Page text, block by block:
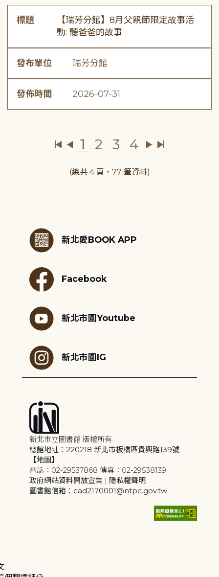
標題
【瑞芳分館】8月父親節限定故事活
動: 聽爸爸的故事
發布單位 瑞芳分館
發佈時間 2026-07-31
1 2 3 4
(總共 4 頁，77 筆資料)
新北愛BOOK APP
Facebook
新北市圖Youtube
新北市圖IG
新北市立圖書館 版權所有
總館地址：220218 新北市板橋區貴興路139號
【地圖】
電話：02-29537868 傳真：02-29538139
政府網站資料開放宣告 | 隱私權聲明
圖書館信箱：cad2170001@ntpc.gov.tw